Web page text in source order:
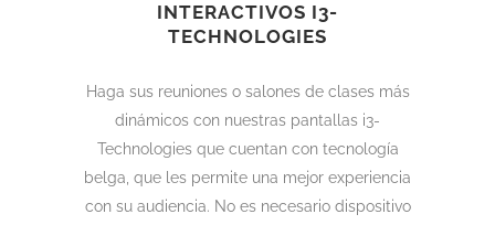
INTERACTIVOS I3-
TECHNOLOGIES
Haga sus reuniones o salones de clases más
dinámicos con nuestras pantallas i3-
Technologies que cuentan con tecnología
belga, que les permite una mejor experiencia
con su audiencia. No es necesario dispositivo